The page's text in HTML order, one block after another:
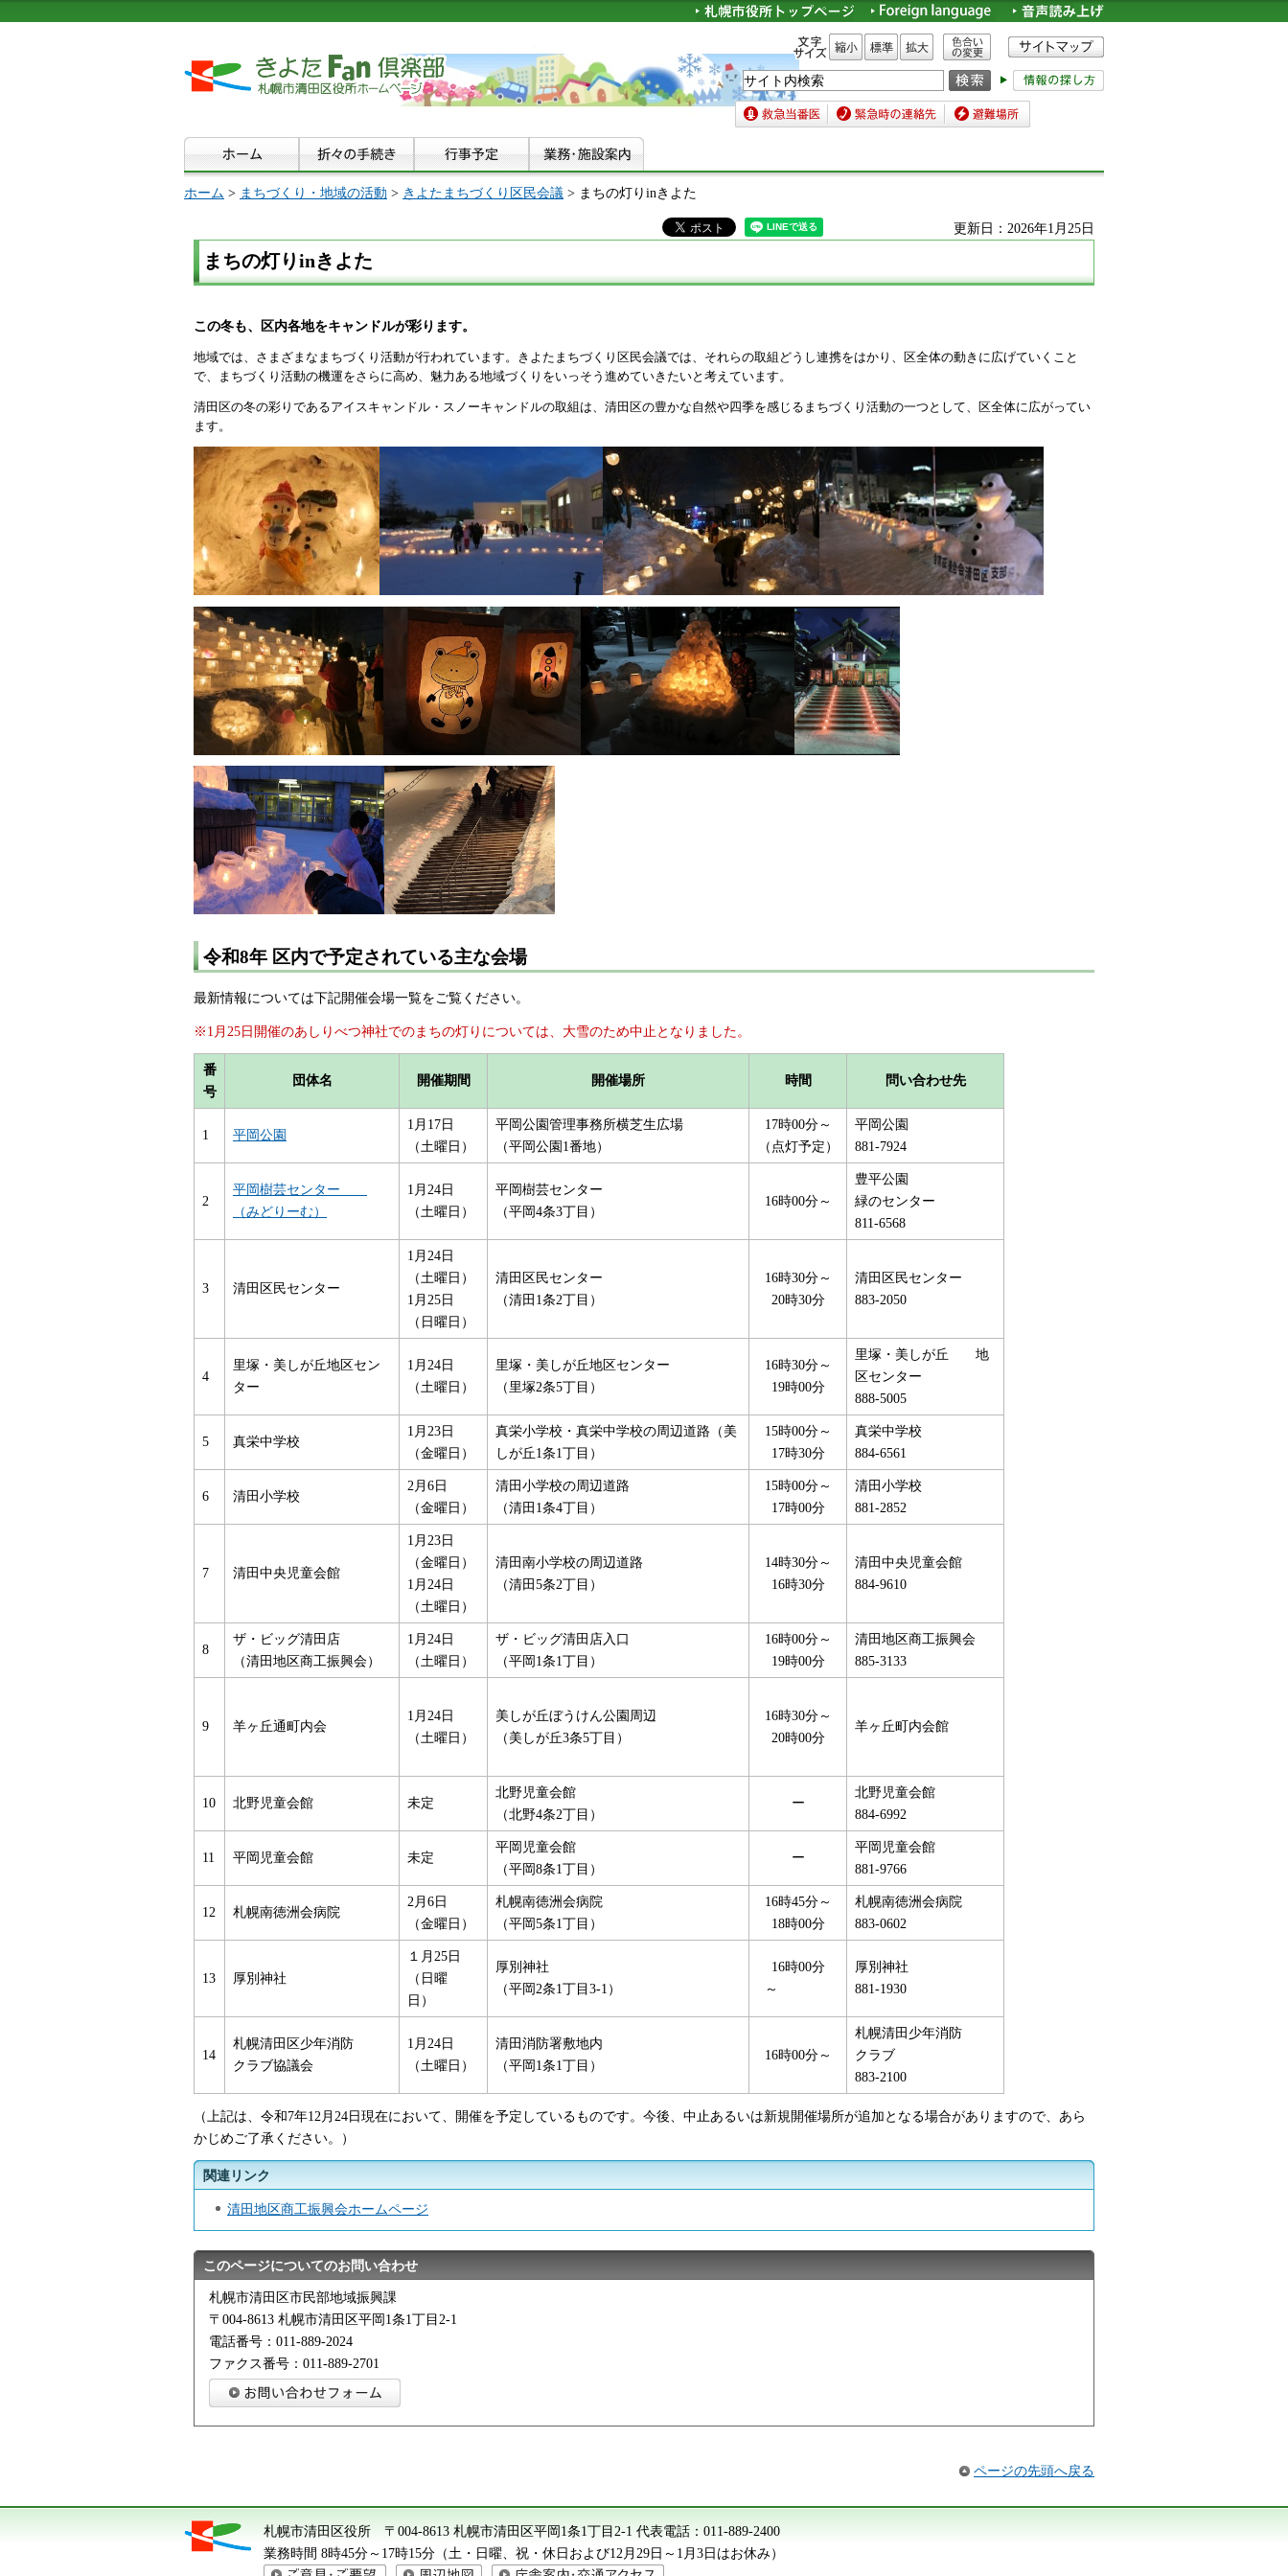
文字サイズ 縮小 標準 拡大
色合いの変更
救急当番医 緊急時の連絡先 避難場所
ホーム > まちづくり・地域の活動 > きよたまちづくり区民会議 > まちの灯りinきよた
更新日：2026年1月25日
まちの灯りinきよた
この冬も、区内各地をキャンドルが彩ります。
地域では、さまざまなまちづくり活動が行われています。きよたまちづくり区民会議では、それらの取組どうし連携をはかり、区全体の動きに広げていくこと
で、まちづくり活動の機運をさらに高め、魅力ある地域づくりをいっそう進めていきたいと考えています。
清田区の冬の彩りであるアイスキャンドル・スノーキャンドルの取組は、清田区の豊かな自然や四季を感じるまちづくり活動の一つとして、区全体に広がってい
ます。
令和8年 区内で予定されている主な会場
最新情報については下記開催会場一覧をご覧ください。
※1月25日開催のあしりべつ神社でのまちの灯りについては、大雪のため中止となりました。
番
号
団体名 開催期間 開催場所 時間 問い合わせ先
1 平岡公園
1月17日
（土曜日）
平岡公園管理事務所横芝生広場
（平岡公園1番地）
17時00分～
（点灯予定）
平岡公園
881-7924
2
平岡樹芸センター
（みどりーむ）
1月24日
（土曜日）
平岡樹芸センター
（平岡4条3丁目）
16時00分～
豊平公園
緑のセンター
811-6568
3 清田区民センター
1月24日
（土曜日）
1月25日
（日曜日）
清田区民センター
（清田1条2丁目）
16時30分～
20時30分
清田区民センター
883-2050
4
里塚・美しが丘地区セン
ター
1月24日
（土曜日）
里塚・美しが丘地区センター
（里塚2条5丁目）
16時30分～
19時00分
里塚・美しが丘 地
区センター
888-5005
5 真栄中学校
1月23日
（金曜日）
真栄小学校・真栄中学校の周辺道路（美
しが丘1条1丁目）
15時00分～
17時30分
真栄中学校
884-6561
6 清田小学校
2月6日
（金曜日）
清田小学校の周辺道路
（清田1条4丁目）
15時00分～
17時00分
清田小学校
881-2852
7 清田中央児童会館
1月23日
（金曜日）
1月24日
（土曜日）
清田南小学校の周辺道路
（清田5条2丁目）
14時30分～
16時30分
清田中央児童会館
884-9610
8
ザ・ビッグ清田店
（清田地区商工振興会）
1月24日
（土曜日）
ザ・ビッグ清田店入口
（平岡1条1丁目）
16時00分～
19時00分
清田地区商工振興会
885-3133
9 羊ヶ丘通町内会
1月24日
（土曜日）
美しが丘ぼうけん公園周辺
（美しが丘3条5丁目）
16時30分～
20時00分
羊ヶ丘町内会館
10 北野児童会館 未定
北野児童会館
（北野4条2丁目）
ー
北野児童会館
884-6992
11 平岡児童会館 未定
平岡児童会館
（平岡8条1丁目）
ー
平岡児童会館
881-9766
12 札幌南徳洲会病院
2月6日
（金曜日）
札幌南徳洲会病院
（平岡5条1丁目）
16時45分～
18時00分
札幌南徳洲会病院
883-0602
13 厚別神社
１月25日
（日曜
日）
厚別神社
（平岡2条1丁目3-1）
16時00分
～
厚別神社
881-1930
14
札幌清田区少年消防
クラブ協議会
1月24日
（土曜日）
清田消防署敷地内
（平岡1条1丁目）
16時00分～
札幌清田少年消防
クラブ
883-2100
（上記は、令和7年12月24日現在において、開催を予定しているものです。今後、中止あるいは新規開催場所が追加となる場合がありますので、あら
かじめご了承ください。）
関連リンク
清田地区商工振興会ホームページ
このページについてのお問い合わせ
札幌市清田区市民部地域振興課
〒004-8613 札幌市清田区平岡1条1丁目2-1
電話番号：011-889-2024
ファクス番号：011-889-2701
ページの先頭へ戻る
札幌市清田区役所 〒004-8613 札幌市清田区平岡1条1丁目2-1 代表電話： 011-889-2400
業務時間 8時45分～17時15分（土・日曜、祝・休日および12月29日～1月3日はお休み）